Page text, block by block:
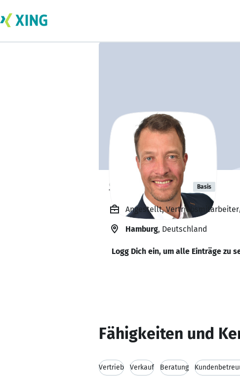
Sven Leisner Basis
Angestellt,
Hamburg, Deutschland
Logg Dich ein, um alle Einträge zu
Fähigkeiten und
Vertrieb Verkauf Beratung